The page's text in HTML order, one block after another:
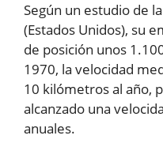
Según un estudio de la
(Estados Unidos), su
de posición unos
1970, la velocidad
10 kilómetros al año,
alcanzado una
anuales.